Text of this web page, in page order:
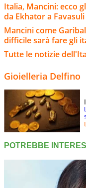
Italia, Mancini: ecco
da Ekhator a Favasuli
Mancini come
difficile sarà fare gli
Tutte le notizie
Gioielleria Delfino